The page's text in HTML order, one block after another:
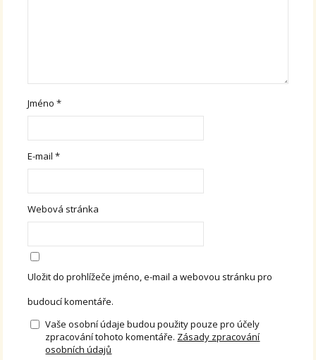
Jméno*
E-mail*
Webová stránka
Uložit do prohlížeče jméno, e-mail a webovou stránku pro
budoucí komentáře.
Vaše osobní údaje budou použity pouze pro účely
zpracování tohoto komentáře. Zásady zpracování
osobních údajů